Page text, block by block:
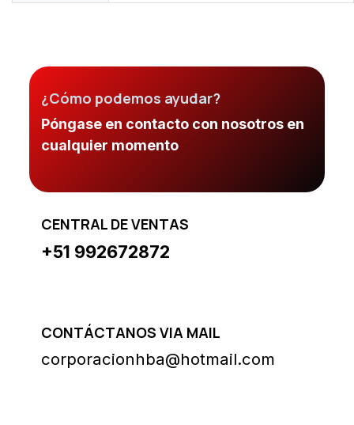
¿Cómo podemos ayudar?
Póngase en contacto con nosotros en
cualquier momento
CENTRAL DE VENTAS
+51 992672872
CONTÁCTANOS VIA MAIL
corporacionhba@hotmail.com